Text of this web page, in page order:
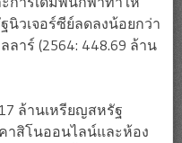
วเจอร์ซีย์ลดลงน้อยกว่า
ลาร์ (2564: 448.69 ล้าน
ล้านเหรียญสหรัฐ
าสิโนออนไลน์และห้อง